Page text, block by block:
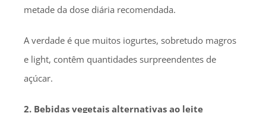
metade da dose diária recomendada.
A verdade é que muitos iogurtes, sobretudo magros
e light, contêm quantidades surpreendentes de
açúcar.
2. Bebidas vegetais alternativas ao leite